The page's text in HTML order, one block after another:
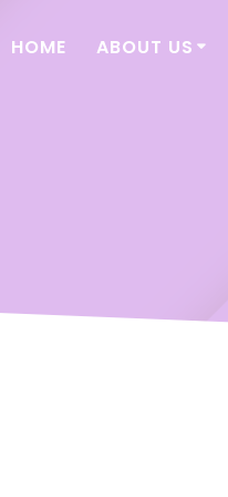
HOME ABOUT US